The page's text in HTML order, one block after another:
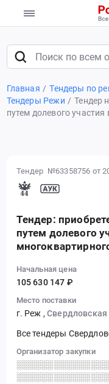
Главная Тендеры по
Тендеры Режи
Тендер
путем долевого
Тендер №63358756 от
Тендер:
путем долевого
Начальная цена
105 630 147 ₽
Место поставки
г. Реж ,Свердловская
Все тендеры
Организатор закупки